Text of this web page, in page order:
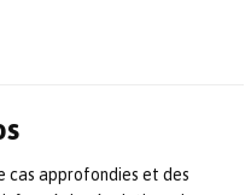
cas approfondies et des